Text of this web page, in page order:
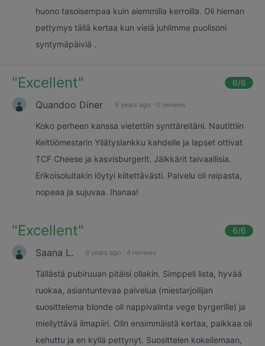
huono tasoisempaa kuin aiemmilla kerroilla. Oli hieman
pettymys tällä kertaa kun vielä juhlimme puolisoni
syntymäpäiviä .
"Excellent" 6/6
Quandoo Diner 9 years ago · 0 reviews
Koko perheen kanssa vietettiin synttäreitäni. Nautittiin
Keittiömestarin Yllätyslankku kahdelle ja lapset ottivat
TCF Cheese ja kasvisburgerit. Jälkkärit taivaallisia.
Erikoisoluitakin löytyi kiitettävästi. Palvelu oli reipasta,
nopeaa ja sujuvaa. Ihanaa!
"Excellent" 6/6
Saana L. 9 years ago · 4 reviews
Tällästä pubiruuan pitäisi ollakin. Simppeli lista, hyvää
ruokaa, asiantuntevaa palvelua (miestarjoilijan
suosittelema blonde oli nappivalinta vege byrgerille) ja
miellyttävä ilmapiiri. Olin ensimmäistä kertaa, paikkaa oli
kehuttu ja en kyllä pettynyt. Suosittelen kokeilemaan,